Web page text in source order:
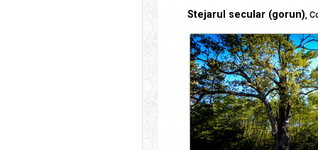
Stejarul secular (gorun),